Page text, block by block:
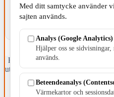
Fristående webbtidningsföretag
ut tidningen Skillingaryd.nu och
april 2026 omfattar
Värnamo och
Med ditt samtycke använder
sajten används.
Analys (Google Analytics)
Hjälper oss se
används.
Beteendeanalys
Värmekartor och